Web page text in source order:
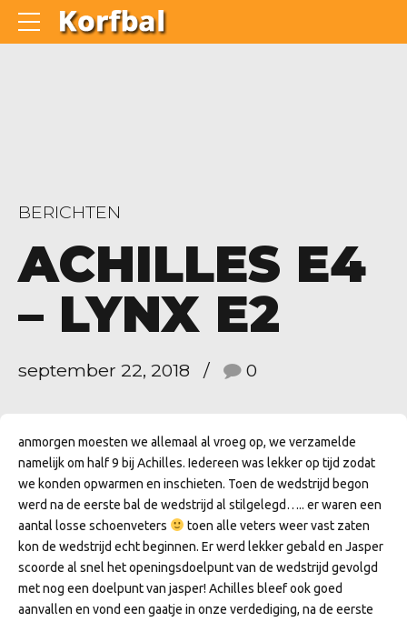
BERICHTEN
ACHILLES E4
– LYNX E2
september 22, 2018 0
anmorgen moesten we allemaal al vroeg op, we verzamelde
namelijk om half 9 bij Achilles. Iedereen was lekker op tijd zodat
we konden opwarmen en inschieten. Toen de wedstrijd begon
werd na de eerste bal de wedstrijd al stilgelegd….. er waren een
aantal losse schoenveters
toen alle veters weer vast zaten
kon de wedstrijd echt beginnen. Er werd lekker gebald en Jasper
scoorde al snel het openingsdoelpunt van de wedstrijd gevolgd
met nog een doelpunt van jasper! Achilles bleef ook goed
aanvallen en vond een gaatje in onze verdediging, na de eerste